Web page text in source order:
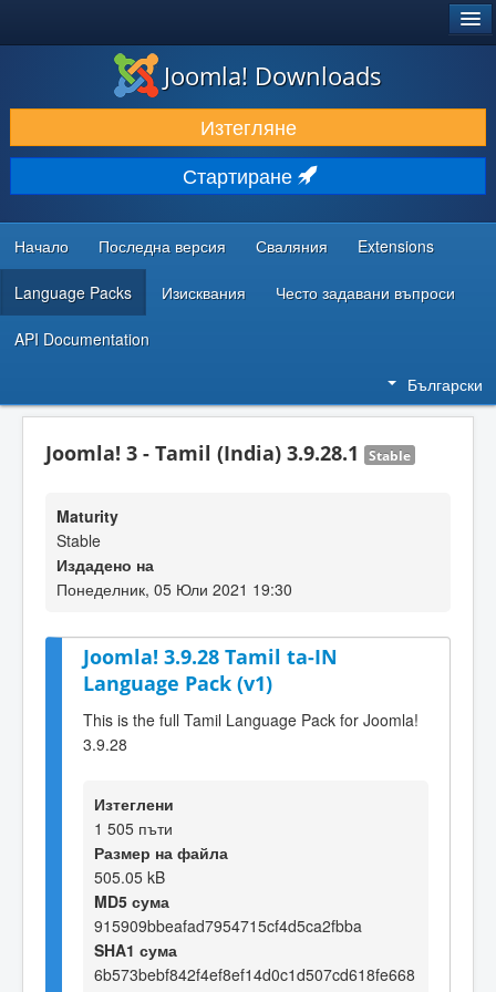
ИЗТЕГЛЯНЕ & РАЗШИРЯВАНЕ
ОТКРИВАЙТЕ & УЧЕТЕ
ОБЩНОСТ & ПОДДРЪЖКА
РЕСУРСИ ЗА РАЗРАБОТКА
Joomla! Downloads
Изтегляне
Стартиране
Начало Последна версия Сваляния Extensions
Language Packs Изисквания Често задавани въпроси
API Documentation
Български
Joomla! 3 - Tamil (India) 3.9.28.1 Stable
Maturity
Stable
Издадено на
Понеделник, 05 Юли 2021 19:30
Joomla! 3.9.28 Tamil ta-IN
Language Pack (v1)
This is the full Tamil Language Pack for Joomla!
3.9.28
Изтеглени
1 505 пъти
Размер на файла
505.05 kB
MD5 сума
915909bbeafad7954715cf4d5ca2fbba
SHA1 сума
6b573bebf842f4ef8ef14d0c1d507cd618fe668